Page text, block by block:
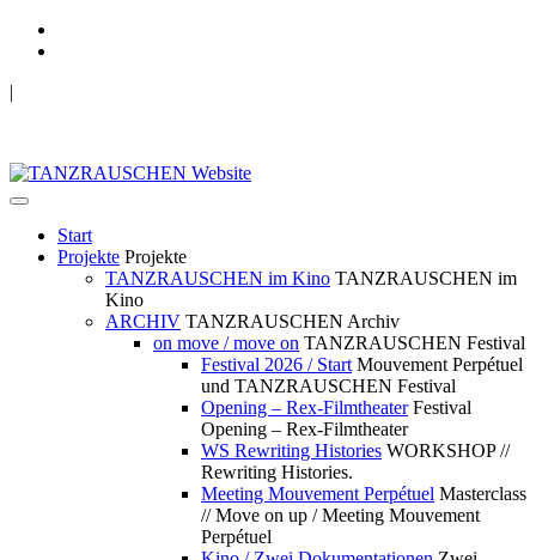
|
Start
Projekte Projekte
TANZRAUSCHEN im Kino TANZRAUSCHEN im
Kino
ARCHIV TANZRAUSCHEN Archiv
on move / move on TANZRAUSCHEN Festival
Festival 2026 / Start Mouvement Perpétuel
und TANZRAUSCHEN Festival
Opening – Rex-Filmtheater Festival
Opening – Rex-Filmtheater
WS Rewriting Histories WORKSHOP //
Rewriting Histories.
Meeting Mouvement Perpétuel Masterclass
// Move on up / Meeting Mouvement
Perpétuel